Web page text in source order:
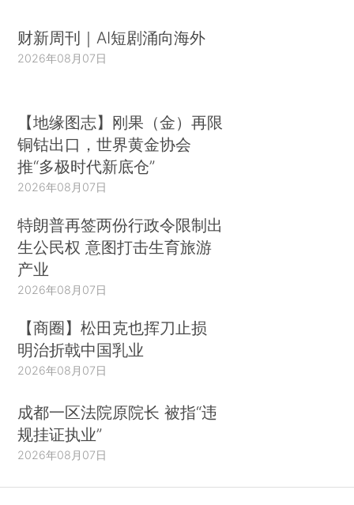
财新周刊｜AI短剧涌向海外
2026年08月07日
【地缘图志】刚果（金）再限
铜钴出口，世界黄金协会
推“多极时代新底仓”
2026年08月07日
特朗普再签两份行政令限制出
生公民权 意图打击生育旅游
产业
2026年08月07日
【商圈】松田克也挥刀止损
明治折戟中国乳业
2026年08月07日
成都一区法院原院长 被指“违
规挂证执业”
2026年08月07日